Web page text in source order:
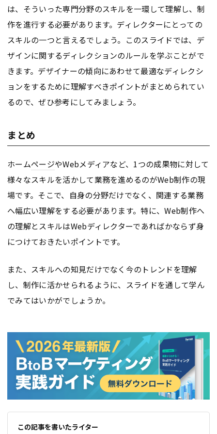
は、そういった専門分野のスキルを一環して理解し、制
作を進行する必要があります。ディレクターにとっての
スキルの一つと言えるでしょう。このスライドでは、デ
ザインに関するディレクションのルールを学ぶことがで
きます。デザイナーの傾向にあわせて最適なディレクシ
ョンをするために理解すべきポイントがまとめられてい
るので、ぜひ参考にしてみましょう。
まとめ
ホームページやWebメディアなど、1つの成果物に対して
様々なスキルを活かして業務を進めるのがWeb制作の現
場です。そこで、自身の分野だけでなく、関連する業務
へ幅広い理解をする必要があります。特に、Web制作へ
の理解とスキルはWebディレクターであればかならず身
につけておきたいポイントです。
また、スキルへの知見だけでなく今のトレンドを理解
し、制作に活かせられるように、スライドを通して学ん
でみてはいかがでしょうか。
この記事を書いたライター